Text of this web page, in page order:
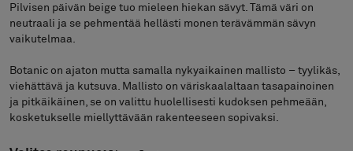
Puhdistus
Yhteistyötä suunnittelijoiden kanssa
Stories
FAQ
Tietoa meistä
Pilvisen päivän beige tuo mieleen hiekan sävyt. Tämä väri on
neutraali ja se pehmentää hellästi monen terävämmän sävyn
vaikutelmaa.
Botanic on ajaton mutta samalla nykyaikainen mallisto – tyylikäs,
viehättävä ja kutsuva. Mallisto on väriskaalaltaan tasapainoinen
ja pitkäikäinen, se on valittu huolellisesti kudoksen pehmeään,
kosketukselle miellyttävään rakenteeseen sopivaksi.